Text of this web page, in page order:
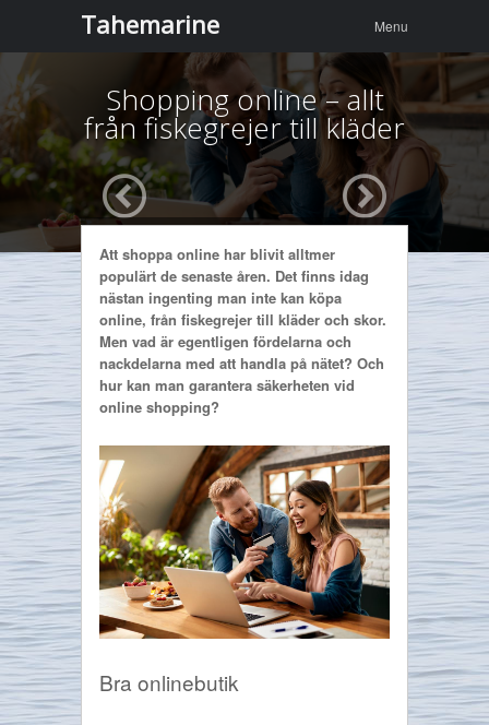
Tahemarine
content
Menu
Shopping online – allt
från fiskegrejer till kläder
Att shoppa online har blivit alltmer
populärt de senaste åren. Det finns idag
nästan ingenting man inte kan köpa
online, från fiskegrejer till kläder och skor.
Men vad är egentligen fördelarna och
nackdelarna med att handla på nätet? Och
hur kan man garantera säkerheten vid
online shopping?
Bra onlinebutik